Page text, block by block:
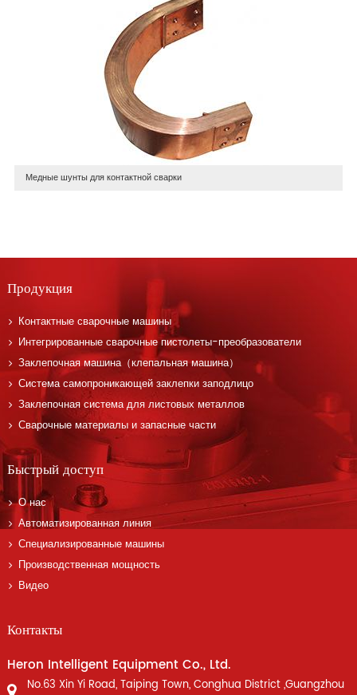
Медные шунты для контактной сварки
Продукция
Контактные сварочные машины
Интегрированные сварочные пистолеты-преобразователи
Заклепочная машина（клепальная машина）
Система самопроникающей заклепки заподлицо
Заклепочная система для листовых металлов
Сварочные материалы и запасные части
Быстрый доступ
О нас
Автоматизированная линия
Специализированные машины
Производственная мощность
Видео
Контакты
Heron Intelligent Equipment Co., Ltd.
No.63 Xin Yi Road, Taiping Town, Conghua District ,Guangzhou